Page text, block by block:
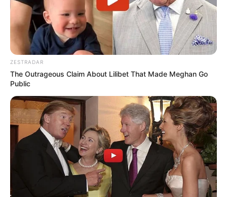
ZESTRADAR
The Outrageous Claim About Lilibet That Made Meghan Go
Public